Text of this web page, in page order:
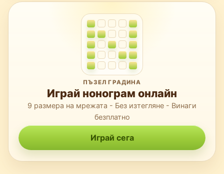
ПЪЗЕЛ ГРАДИНА
Играй нонограм онлайн
9 размера на мрежата - Без изтегляне - Винаги
безплатно
Играй сега